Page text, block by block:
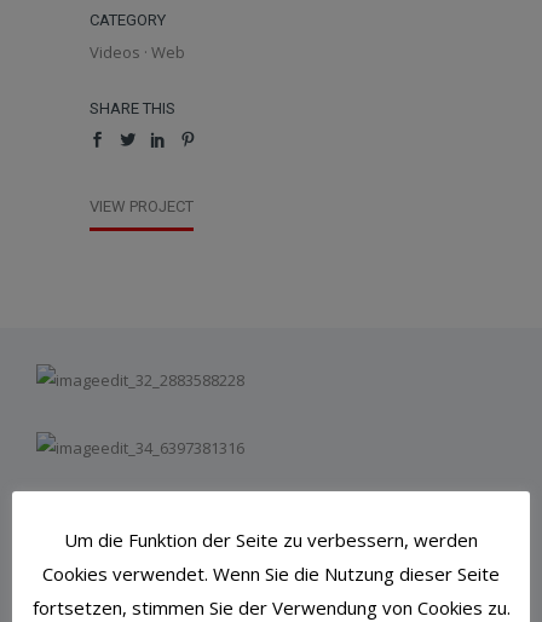
CATEGORY
Videos · Web
SHARE THIS
VIEW PROJECT
Um die Funktion der Seite zu verbessern, werden
Cookies verwendet. Wenn Sie die Nutzung dieser Seite
fortsetzen, stimmen Sie der Verwendung von Cookies zu.